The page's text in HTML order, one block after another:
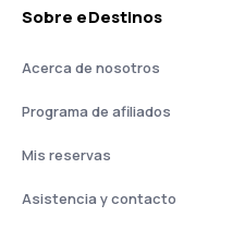
Sobre eDestinos
Acerca de nosotros
Programa de afiliados
Mis reservas
Asistencia y contacto